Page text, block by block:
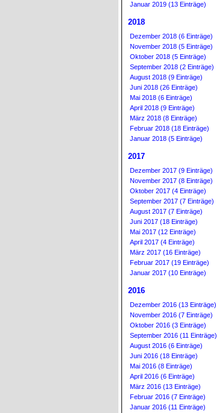
Januar 2019 (13 Einträge)
2018
Dezember 2018 (6 Einträge)
November 2018 (5 Einträge)
Oktober 2018 (5 Einträge)
September 2018 (2 Einträge)
August 2018 (9 Einträge)
Juni 2018 (26 Einträge)
Mai 2018 (6 Einträge)
April 2018 (9 Einträge)
März 2018 (8 Einträge)
Februar 2018 (18 Einträge)
Januar 2018 (5 Einträge)
2017
Dezember 2017 (9 Einträge)
November 2017 (8 Einträge)
Oktober 2017 (4 Einträge)
September 2017 (7 Einträge)
August 2017 (7 Einträge)
Juni 2017 (18 Einträge)
Mai 2017 (12 Einträge)
April 2017 (4 Einträge)
März 2017 (16 Einträge)
Februar 2017 (19 Einträge)
Januar 2017 (10 Einträge)
2016
Dezember 2016 (13 Einträge)
November 2016 (7 Einträge)
Oktober 2016 (3 Einträge)
September 2016 (11 Einträge)
August 2016 (6 Einträge)
Juni 2016 (18 Einträge)
Mai 2016 (8 Einträge)
April 2016 (6 Einträge)
März 2016 (13 Einträge)
Februar 2016 (7 Einträge)
Januar 2016 (11 Einträge)